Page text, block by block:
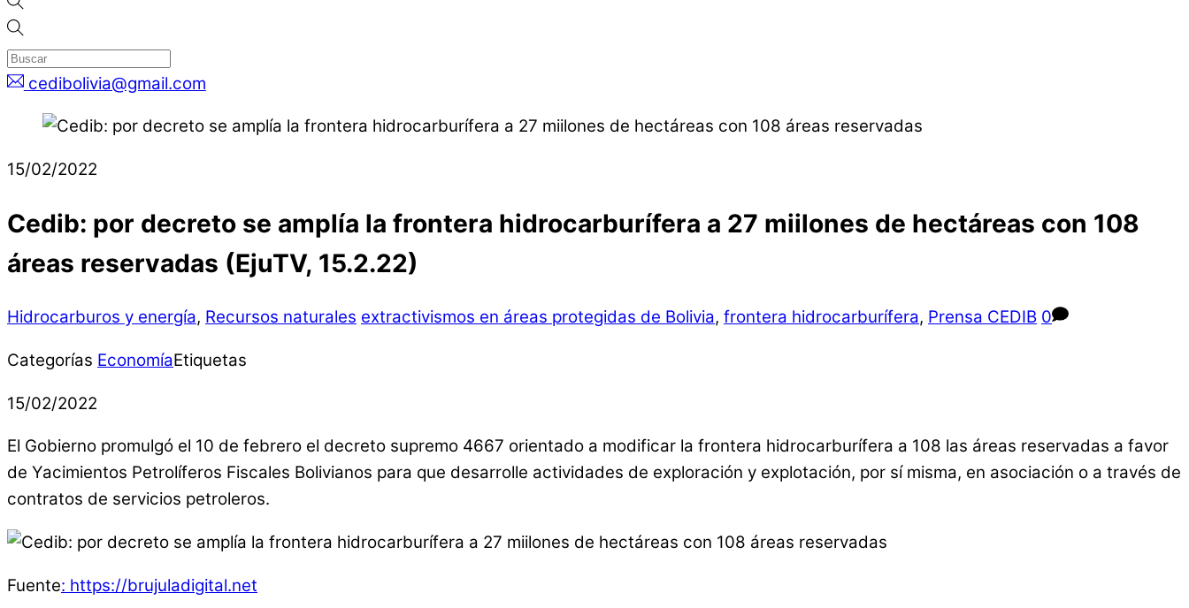
cedibolivia@gmail.com
15/02/2022
Cedib: por decreto se amplía la frontera hidrocarburífera a 27 miilones de hectáreas con 108
áreas reservadas (EjuTV, 15.2.22)
Hidrocarburos y energía, Recursos naturales extractivismos en áreas protegidas de Bolivia, frontera hidrocarburífera, Prensa CEDIB 0
Categorías EconomíaEtiquetas
15/02/2022
El Gobierno promulgó el 10 de febrero el decreto supremo 4667 orientado a modificar la frontera hidrocarburífera a 108 las áreas reservadas a favor
de Yacimientos Petrolíferos Fiscales Bolivianos para que desarrolle actividades de exploración y explotación, por sí misma, en asociación o a través de
contratos de servicios petroleros.
Fuente: https://brujuladigital.net